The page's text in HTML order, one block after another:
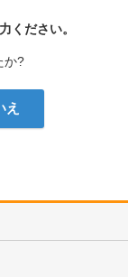
ください。
か?
え